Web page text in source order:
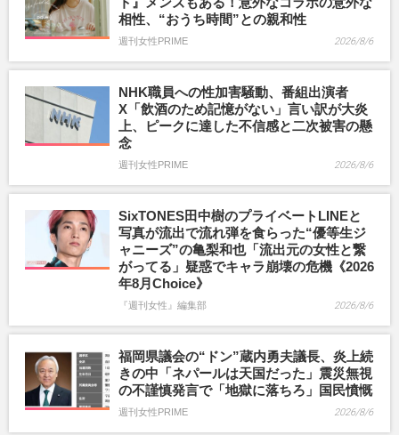
相性、“おうち時間”との親和性
週刊女性PRIME 2026/8/6
NHK職員への性加害騒動、番組出演者
X「飲酒のため記憶がない」言い訳が大炎
上、ピークに達した不信感と二次被害の懸
念
週刊女性PRIME 2026/8/6
SixTONES田中樹のプライベートLINEと
写真が流出で流れ弾を食らった“優等生ジ
ャニーズ”の亀梨和也「流出元の女性と繋
がってる」疑惑でキャラ崩壊の危機《2026
年8月Choice》
『週刊女性』編集部 2026/8/6
福岡県議会の“ドン”蔵内勇夫議長、炎上続
きの中「ネパールは天国だった」震災無視
の不謹慎発言で「地獄に落ちろ」国民憤慨
週刊女性PRIME 2026/8/6